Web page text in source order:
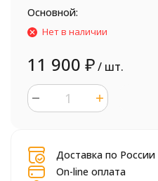
Основной:
Нет в наличии
11 900 ₽/ шт.
Доставка по России
On-line оплата